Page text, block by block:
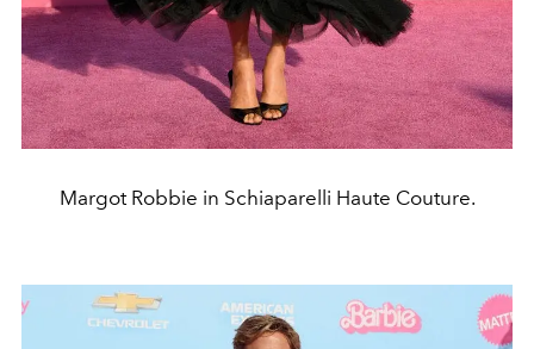
Margot Robbie in Schiaparelli Haute Couture.